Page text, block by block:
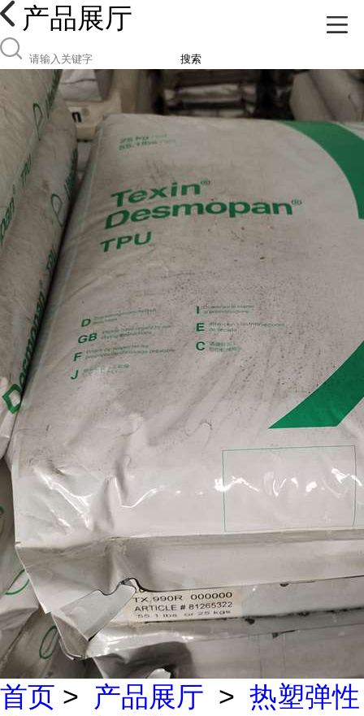
产品展厅
搜索
首页 > 产品展厅 > 热塑弹性